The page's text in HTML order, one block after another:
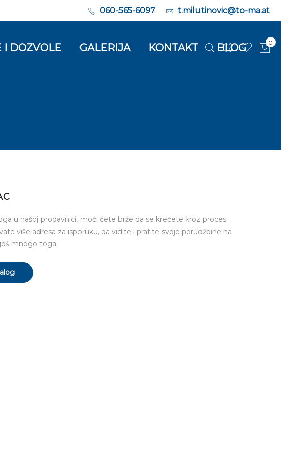
060-565-6097 t.milutinovic@to-ma.at
I DOZVOLE GALERIJA KONTAKT BLOG 0
u našoj prodavnici, moći ćete brže da se krećete kroz proces
više adresa za isporuku, da vidite i pratite svoje porudžbine na
mnogo toga.